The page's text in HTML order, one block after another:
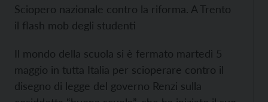
Sciopero nazionale contro la riforma. A Trento
il flash mob degli studenti
Il mondo della scuola si è fermato martedì 5
maggio in tutta Italia per scioperare contro il
disegno di legge del governo Renzi sulla